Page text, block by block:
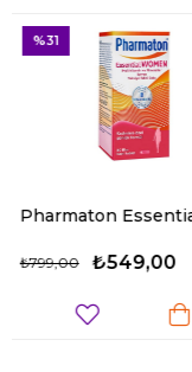
Pharmaton Essential Women 30 Tablet
₺779,00
%30